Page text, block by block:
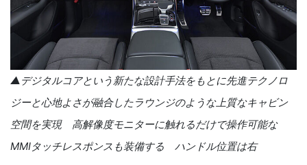
▲デジタルコアという新たな設計手法をもとに先進テクノロ
ジーと心地よさが融合したラウンジのような上質なキャ ビン
空間を実現 高解像度モニターに触れるだけで操作可能な
MMIタッチレスポンスも装備する ハンドル位置は右